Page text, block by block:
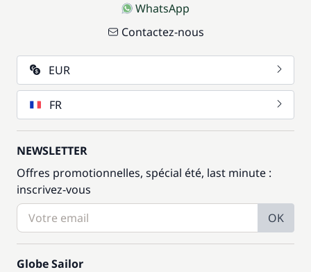
WhatsApp
Contactez-nous
EUR
FR
NEWSLETTER
Offres promotionnelles, spécial été, last minute :
inscrivez-vous
OK
Globe Sailor